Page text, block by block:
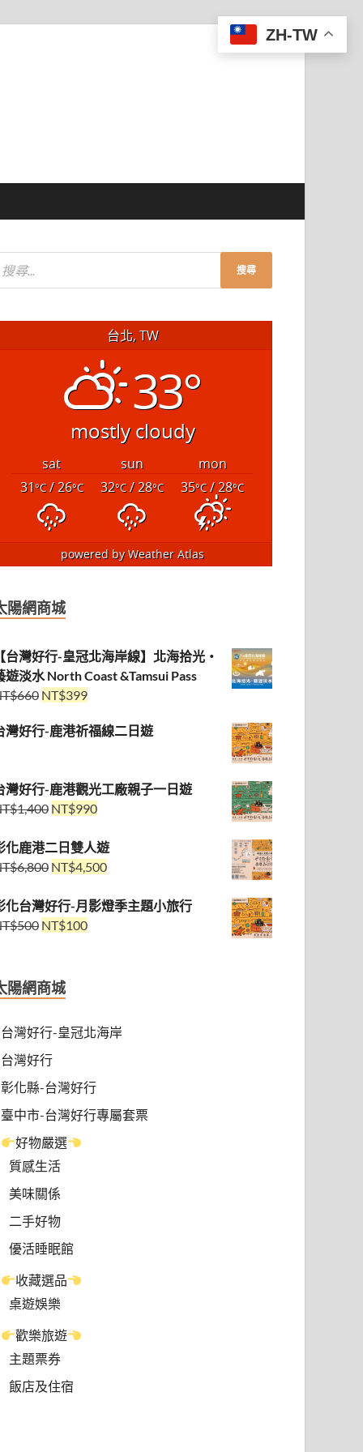
台北, TW
33°
mostly cloudy
sat sun
mon
31°C/ 26°C 32°C/ 28°C 35°C/ 28°C
powered byWeather Atlas
陽網商城
台灣好行-皇冠北海岸線】北海拾光・
遊淡水 North Coast &Tamsui Pass
660 NT$399
灣好行-鹿港祈福線二日遊
灣好行-鹿港觀光工廠親子一日遊
1,400 NT$990
化鹿港二日雙人遊
6,800 NT$4,500
化台灣好行-月影燈季主題小旅行
500 NT$100
陽網商城
台灣好行-皇冠北海岸
台灣好行
彰化縣-台灣好行
臺中市-台灣好行專屬套票
好物嚴選
質感生活
美味關係
二手好物
優活睡眠館
收藏選品
桌遊娛樂
歡樂旅遊
主題票券
飯店及住宿
ZH-TW